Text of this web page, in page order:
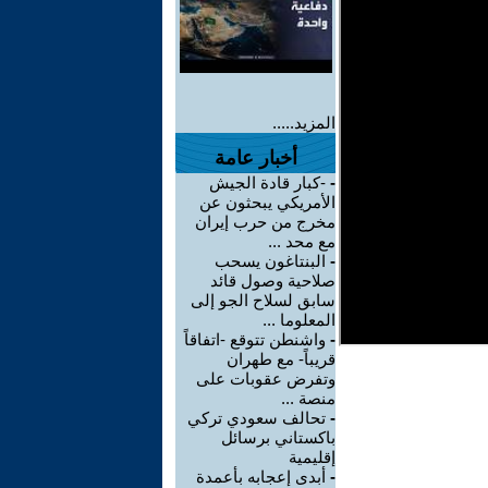
المزيد.....
أخبار عامة
- -كبار قادة الجيش
الأمريكي يبحثون عن
مخرج من حرب إيران
مع محد ...
- البنتاغون يسحب
صلاحية وصول قائد
سابق لسلاح الجو إلى
المعلوما ...
- واشنطن تتوقع -اتفاقاً
قريباً- مع طهران
وتفرض عقوبات على
منصة ...
- تحالف سعودي تركي
باكستاني برسائل
إقليمية
- أبدى إعجابه بأعمدة